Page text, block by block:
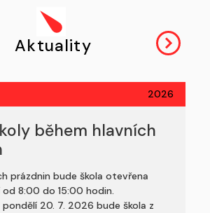
Aktuality
2026
během hlavních
prázdnin bude škola otevřena
8:00 do 15:00 hodin.
pondělí 20. 7. 2026 bude škola z